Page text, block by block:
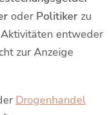
oder Politiker zu
entweder
zur Anzeige
Drogenhandel